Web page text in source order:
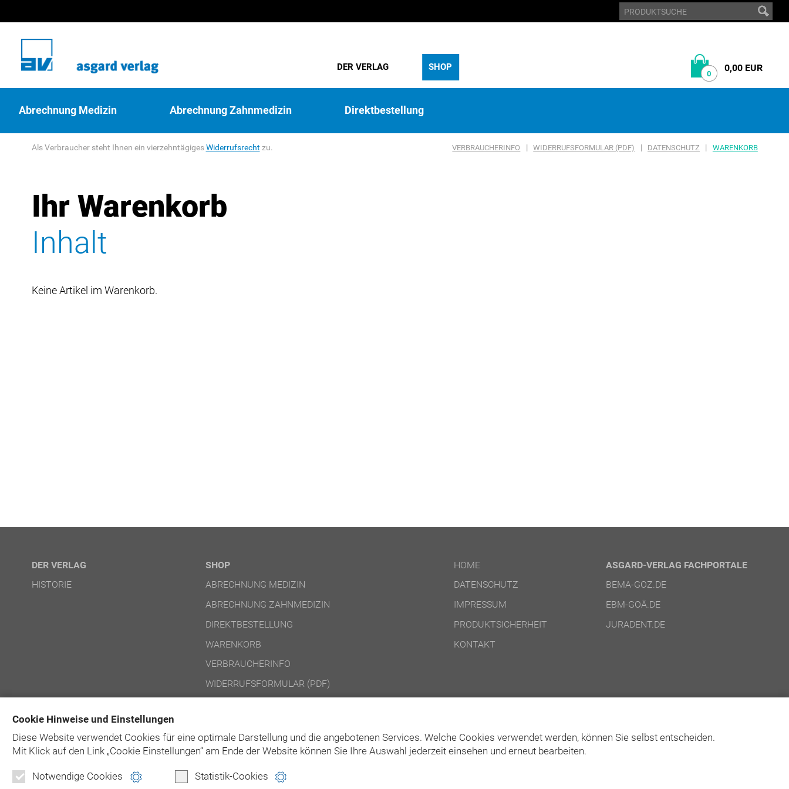
Cookie Hinweise und Einstellungen
Diese Website verwendet Cookies für eine optimale Darstellung und die angebotenen Services. Welche Cookies verwendet werden, können Sie selbst entscheiden.
Mit Klick auf den Link „Cookie Einstellungen“ am Ende der Website können Sie Ihre Auswahl jederzeit einsehen und erneut bearbeiten.
Notwendige Cookies Statistik-Cookies
DER VERLAG SHOP
0 0,00 EUR
Abrechnung Medizin Abrechnung Zahnmedizin Direktbestellung
Als Verbraucher steht Ihnen ein vierzehntägigesWiderrufsrecht zu. VERBRAUCHERINFO | WIDERRUFSFORMULAR (PDF) | DATENSCHUTZ | WARENKORB
Ihr Warenkorb
Inhalt
Keine Artikel im Warenkorb.
DER VERLAG
HISTORIE
SHOP
ABRECHNUNG MEDIZIN
ABRECHNUNG ZAHNMEDIZIN
DIREKTBESTELLUNG
WARENKORB
VERBRAUCHERINFO
WIDERRUFSFORMULAR (PDF)
HOME
DATENSCHUTZ
IMPRESSUM
PRODUKTSICHERHEIT
KONTAKT
ASGARD-VERLAG FACHPORTALE
BEMA-GOZ.DE
EBM-GOÄ.DE
JURADENT.DE